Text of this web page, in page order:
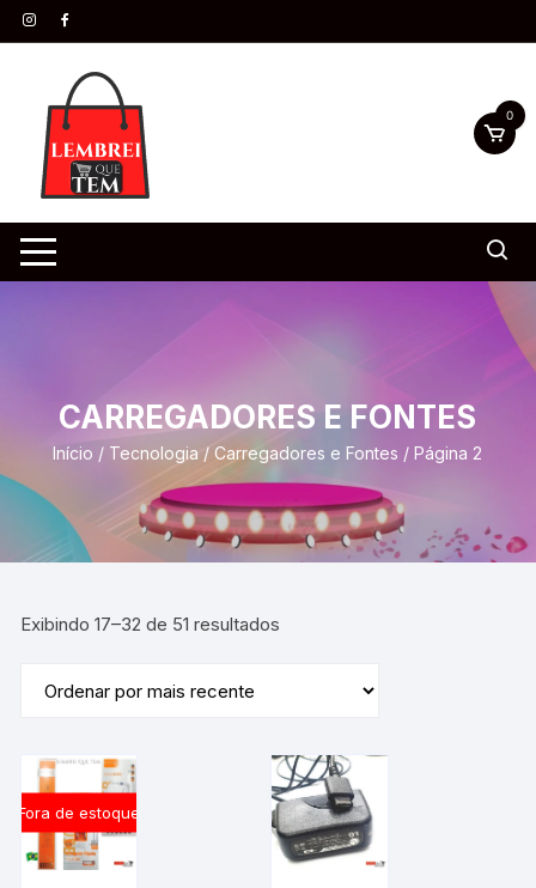
0
CARREGADORES E FONTES
Início / Tecnologia /Carregadores e Fontes / Página 2
Exibindo 17–32 de 51 resultados
Fora de estoque